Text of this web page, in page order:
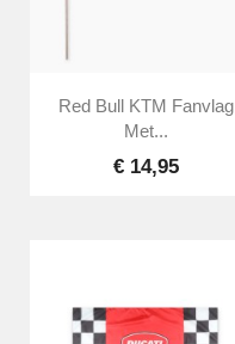
Red Bull KTM Fanvlag
Met...
€ 14,95